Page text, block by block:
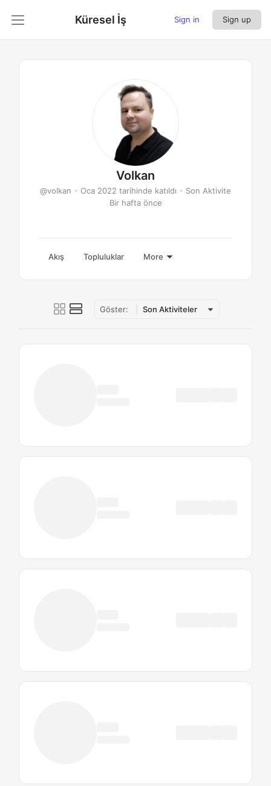
Küresel İş Sign in Sign up
Volkan
@volkan • Oca 2022 tarihinde katıldı • Son Aktivite
Bir hafta önce
Akış Topluluklar More
Göster: Son Aktiviteler